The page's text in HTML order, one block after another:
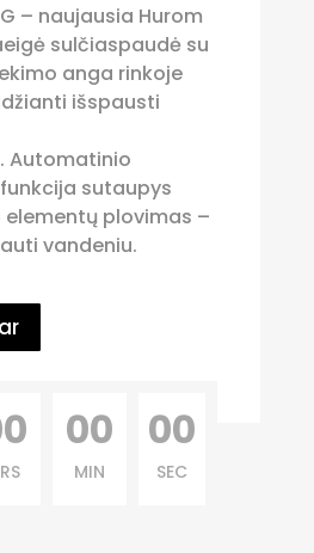
– naujausia Hurom
sulčiaspaudė su
anga rinkoje
išspausti
Automatinio
sutaupys
elementų plovimas –
vandeniu.
00
MIN
00
SEC